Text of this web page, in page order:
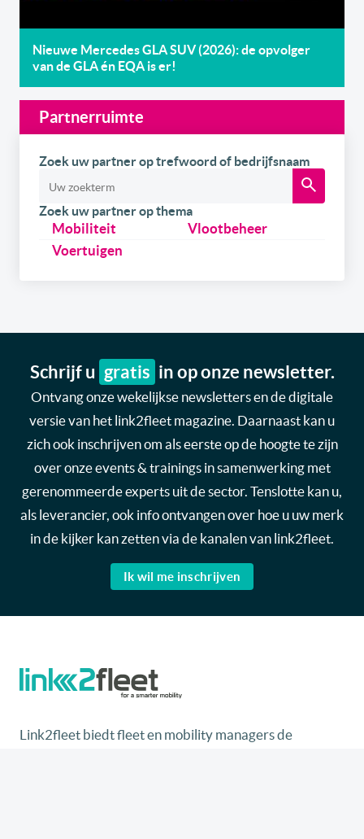
Nieuwe Mercedes GLA SUV (2026): de opvolger
van de GLA én EQA is er!
Partnerruimte
Zoek uw partner op trefwoord of bedrijfsnaam
Zoek uw partner op thema
Mobiliteit
Vlootbeheer
Voertuigen
Schrijf u gratis in op onze newsletter.
Ontvang onze wekelijkse newsletters en de digitale
versie van het link2fleet magazine. Daarnaast kan u
zich ook inschrijven om als eerste op de hoogte te zijn
over onze events & trainings in samenwerking met
gerenommeerde experts uit de sector. Tenslotte kan u,
als leverancier, ook info ontvangen over hoe u uw merk
in de kijker kan zetten via de kanalen van link2fleet.
Ik wil me inschrijven
Link2fleet biedt fleet en mobility managers de